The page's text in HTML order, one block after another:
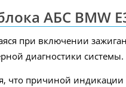
АБС BMW
при включении
диагностики системы.
что причиной